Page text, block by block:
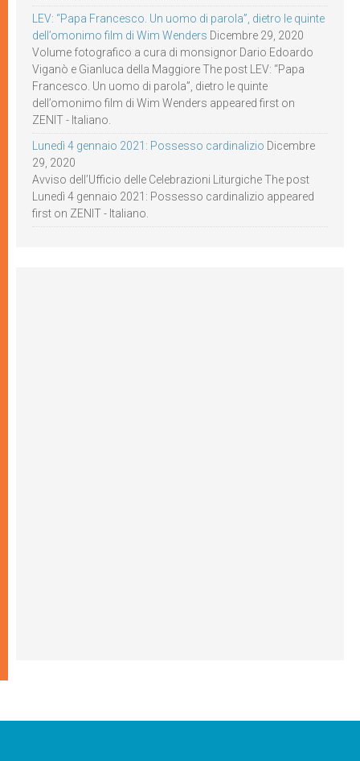
LEV: “Papa Francesco. Un uomo di parola”, dietro le quinte
dell’omonimo film di Wim Wenders Dicembre 29, 2020
Volume fotografico a cura di monsignor Dario Edoardo
Viganò e Gianluca della Maggiore The post LEV: “Papa
Francesco. Un uomo di parola”, dietro le quinte
dell’omonimo film di Wim Wenders appeared first on
ZENIT - Italiano.
Lunedì 4 gennaio 2021: Possesso cardinalizio Dicembre
29, 2020
Avviso dell’Ufficio delle Celebrazioni Liturgiche The post
Lunedì 4 gennaio 2021: Possesso cardinalizio appeared
first on ZENIT - Italiano.